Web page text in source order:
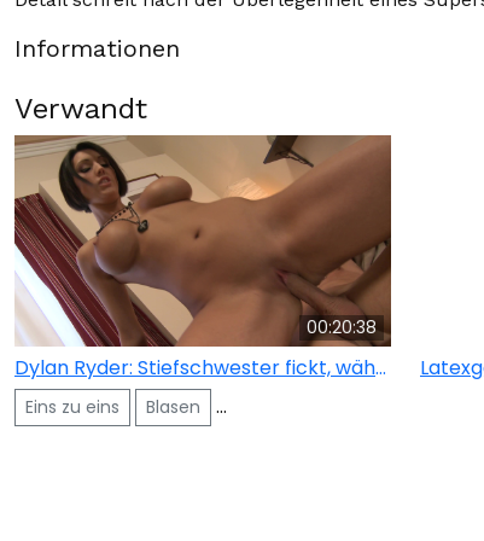
Informationen
Verwandt
00:20:38
Dylan Ryder: Stiefschwester fickt, während ihr gehörnter Bruder zusieht
Eins zu eins Blasen